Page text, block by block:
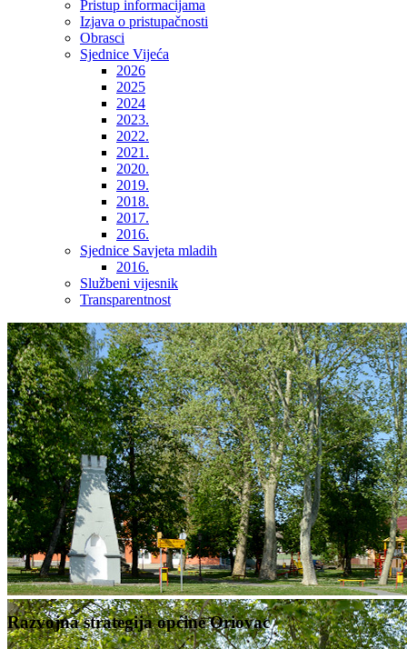
Pristup informacijama
Izjava o pristupačnosti
Obrasci
Sjednice Vijeća
2026
2025
2024
2023.
2022.
2021.
2020.
2019.
2018.
2017.
2016.
Sjednice Savjeta mladih
2016.
Službeni vijesnik
Transparentnost
Razvojna strategija općine Oriovac